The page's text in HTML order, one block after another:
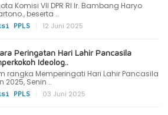
Komisi VII DPR RI Ir. Bambang Haryo
beserta ..
PPLS 12 Juni 2025
Peringatan Hari Lahir Pancasila
Ideolog..
rangka Memperingati Hari Lahir Pancasila
2025, Senin ..
PPLS 03 Juni 2025